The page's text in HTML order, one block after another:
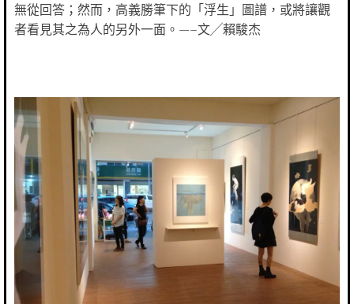
無從回答；然而，高義勝筆下的「浮生」圖譜，或將讓觀
者看見其之為人的另外一面。—–文╱賴駿杰